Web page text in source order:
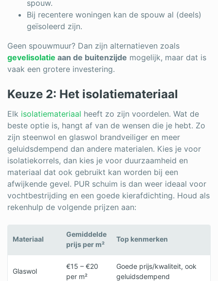
spouw.
Bij recentere woningen kan de spouw al (deels)
geïsoleerd zijn.
Geen spouwmuur? Dan zijn alternatieven zoals
gevelisolatie aan de buitenzijde mogelijk, maar dat is
vaak een grotere investering.
Keuze 2: Het isolatiemateriaal
Elk isolatiemateriaal heeft zo zijn voordelen. Wat de
beste optie is, hangt af van de wensen die je hebt. Zo
zijn steenwol en glaswol brandveiliger en meer
geluidsdempend dan andere materialen. Kies je voor
isolatiekorrels, dan kies je voor duurzaamheid en
materiaal dat ook gebruikt kan worden bij een
afwijkende gevel. PUR schuim is dan weer ideaal voor
vochtbestrijding en een goede kierafdichting. Houd als
rekenhulp de volgende prijzen aan:
Materiaal
Gemiddelde
prijs per m²
Top kenmerken
Glaswol
€15 – €20
per m²
Goede prijs/kwaliteit, ook
geluidsdempend